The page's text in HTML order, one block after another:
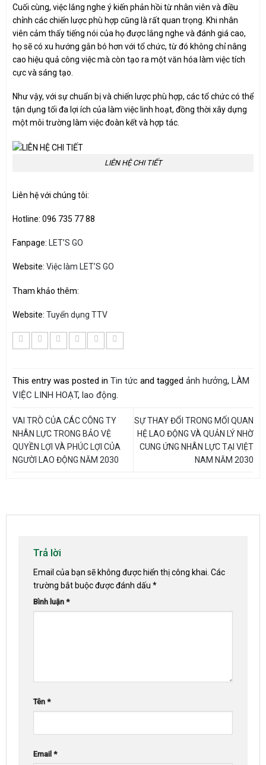
Cuối cùng, việc lắng nghe ý kiến phản hồi từ nhân viên và điều
chỉnh các chiến lược phù hợp cũng là rất quan trọng. Khi nhân
viên cảm thấy tiếng nói của họ được lắng nghe và đánh giá cao,
họ sẽ có xu hướng gắn bó hơn với tổ chức, từ đó không chỉ nâng
cao hiệu quả công việc mà còn tạo ra một văn hóa làm việc tích
cực và sáng tạo.
Như vậy, với sự chuẩn bị và chiến lược phù hợp, các tổ chức có thể
tận dụng tối đa lợi ích của làm việc linh hoạt, đồng thời xây dựng
một môi trường làm việc đoàn kết và hợp tác.
LIÊN HỆ CHI TIẾT
Liên hệ với chúng tôi:
Hotline: 096 735 77 88
Fanpage: LET’S GO
Website: Việc làm LET’S GO
Tham khảo thêm:
Website: Tuyển dụng TTV
This entry was posted in Tin tức and tagged ảnh hưởng, LÀM
VIỆC LINH HOẠT, lao động.
VAI TRÒ CỦA CÁC CÔNG TY
NHÂN LỰC TRONG BẢO VỆ
QUYỀN LỢI VÀ PHÚC LỢI CỦA
NGƯỜI LAO ĐỘNG NĂM 2030
SỰ THAY ĐỔI TRONG MỐI QUAN
HỆ LAO ĐỘNG VÀ QUẢN LÝ NHỜ
CUNG ỨNG NHÂN LỰC TẠI VIỆT
NAM NĂM 2030
Trả lời
Email của bạn sẽ không được hiển thị công khai. Các
trường bắt buộc được đánh dấu *
Bình luận *
Tên *
Email *